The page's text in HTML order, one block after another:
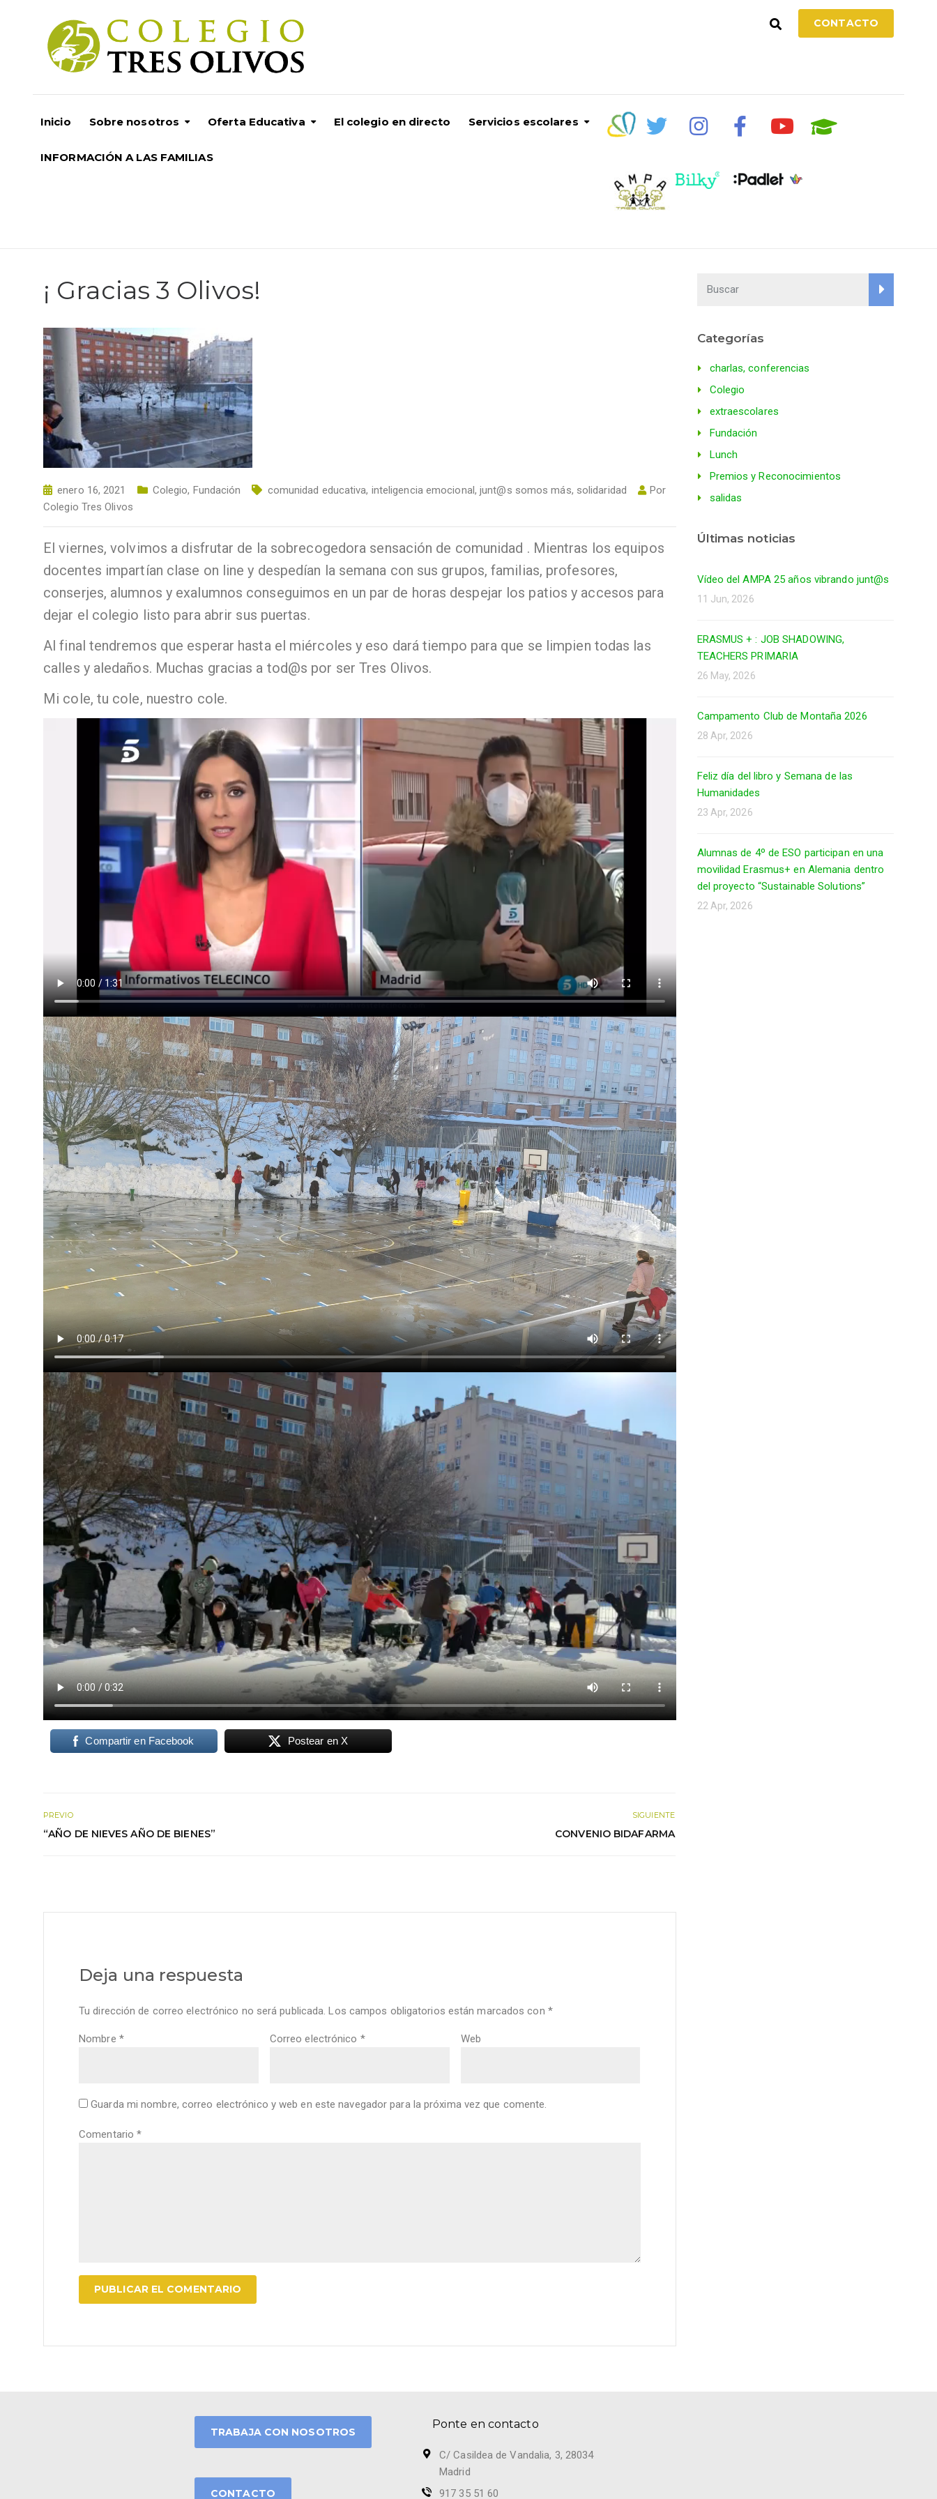
CONTACTO
Inicio Sobre nosotros Oferta Educativa El colegio en directo Servicios escolares
INFORMACIÓN A LAS FAMILIAS
¡ Gracias 3 Olivos!
enero 16, 2021 Colegio, Fundación comunidad educativa, inteligencia emocional,junt@s somos más, solidaridad
Por
Colegio Tres Olivos
El viernes, volvimos a disfrutar de la sobrecogedora sensación de comunidad . Mientras los equipos
docentes impartían clase on line y despedían la semana con sus grupos, familias, profesores,
conserjes, alumnos y exalumnos conseguimos en un par de horas despejar los patios y accesos para
dejar el colegio listo para abrir sus puertas.
Al final tendremos que esperar hasta el miércoles y eso dará tiempo para que se limpien todas las
calles y aledaños. Muchas gracias a tod@s por ser Tres Olivos.
Mi cole, tu cole, nuestro cole.
Compartir en Facebook Postear en X
PREVIO
“AÑO DE NIEVES AÑO DE BIENES”
SIGUIENTE
CONVENIO BIDAFARMA
Deja una respuesta
Tu dirección de correo electrónico no será publicada. Los campos obligatorios están marcados con *
Nombre * Correo electrónico * Web
Guarda mi nombre, correo electrónico y web en este navegador para la próxima vez que comente.
Comentario*
Categorías
charlas, conferencias
Colegio
extraescolares
Fundación
Lunch
Premios y Reconocimientos
salidas
Últimas noticias
Vídeo del AMPA 25 años vibrando junt@s
11 Jun, 2026
ERASMUS + : JOB SHADOWING,
TEACHERS PRIMARIA
26 May, 2026
Campamento Club de Montaña 2026
28 Apr, 2026
Feliz día del libro y Semana de las
Humanidades
23 Apr, 2026
Alumnas de 4º de ESO participan en una
movilidad Erasmus+ en Alemania dentro
del proyecto “Sustainable Solutions”
22 Apr, 2026
TRABAJA CON NOSOTROS
CONTACTO
Ponte en contacto
C/ Casildea de Vandalia, 3, 28034
Madrid
917 35 51 60